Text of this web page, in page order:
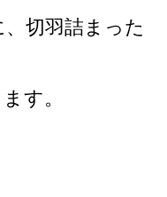
切羽詰まった
す。